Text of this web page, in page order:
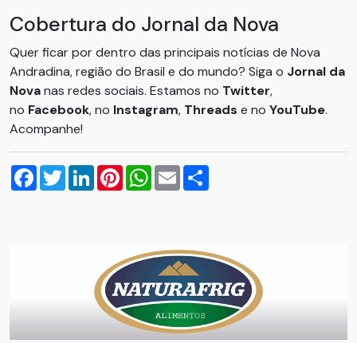
Cobertura do Jornal da Nova
Quer ficar por dentro das principais notícias de Nova
Andradina, região do Brasil e do mundo? Siga o Jornal da
Novanas redes sociais. Estamos no Twitter,
no Facebook, no Instagram, Threads e no YouTube.
Acompanhe!
Facebook
TwitterLinkedInPinterestWhatsApp
Email